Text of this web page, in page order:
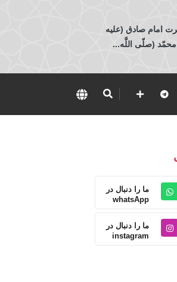
امام صادق (عليه
(صلّى اللَّه...
ما را دنبال در
whatsApp
ما را دنبال در
instagram